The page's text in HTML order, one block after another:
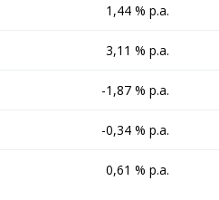
1,44 % p.a.
3,11 % p.a.
-1,87 % p.a.
-0,34 % p.a.
0,61 % p.a.